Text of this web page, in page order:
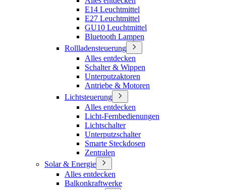
E14 Leuchtmittel
E27 Leuchtmittel
GU10 Leuchtmittel
Bluetooth Lampen
Rollladensteuerung
Alles entdecken
Schalter & Wippen
Unterputzaktoren
Antriebe & Motoren
Lichtsteuerung
Alles entdecken
Licht-Fernbedienungen
Lichtschalter
Unterputzschalter
Smarte Steckdosen
Zentralen
Solar & Energie
Alles entdecken
Balkonkraftwerke